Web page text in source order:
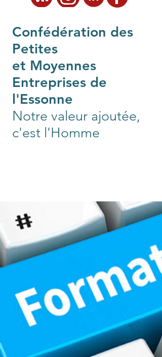
Confédération des
Petites
et Moyennes
Entreprises de
l'Essonne
Notre valeur ajoutée,
c'est l'Homme